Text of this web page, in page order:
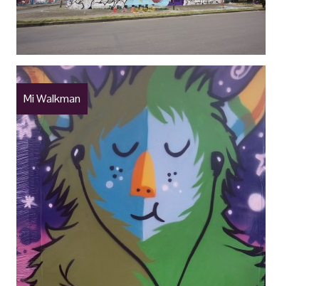
Mi Walkman